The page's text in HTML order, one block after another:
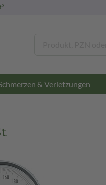
3
& Verletzungen